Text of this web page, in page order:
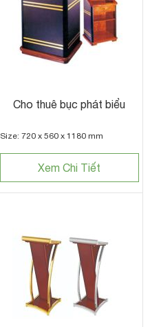
Cho thuê bục phát biểu
Size: 720 x 560 x 1180 mm
Xem Chi Tiết